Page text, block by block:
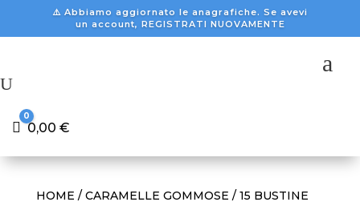
⚠️ Abbiamo aggiornato le anagrafiche. Se avevi
un account, REGISTRATI NUOVAMENTE
a
U
Carrello
0
0,00 €
HOME / CARAMELLE GOMMOSE / 15 BUSTINE